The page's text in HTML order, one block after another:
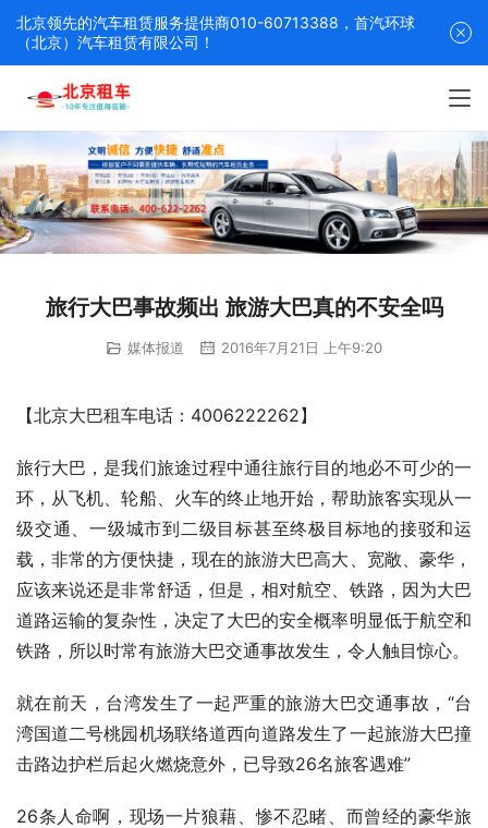
旅行大巴事故频出 旅游大巴真的不安全吗
媒体报道 2016年7月21日 上午9:20
【北京大巴租车电话：4006222262】
旅行大巴，是我们旅途过程中通往旅行目的地必不可少的一
环，从飞机、轮船、火车的终止地开始，帮助旅客实现从一
级交通、一级城市到二级目标甚至终极目标地的接驳和运
载，非常的方便快捷，现在的旅游大巴高大、宽敞、豪华，
应该来说还是非常舒适，但是，相对航空、铁路，因为大巴
道路运输的复杂性，决定了大巴的安全概率明显低于航空和
铁路，所以时常有旅游大巴交通事故发生，令人触目惊心。
就在前天，台湾发生了一起严重的旅游大巴交通事故，“台
湾国道二号桃园机场联络道西向道路发生了一起旅游大巴撞
击路边护栏后起火燃烧意外，已导致26名旅客遇难”
26条人命啊，现场一片狼藉、惨不忍睹、而曾经的豪华旅
北京领先的汽车租赁服务提供商010-60713388，首汽环球
（北京）汽车租赁有限公司！